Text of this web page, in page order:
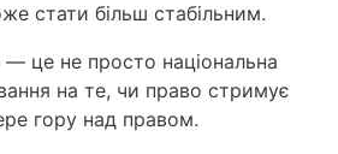
стати більш стабільним.
— це не просто національна
на те, чи право стримує
гору над правом.